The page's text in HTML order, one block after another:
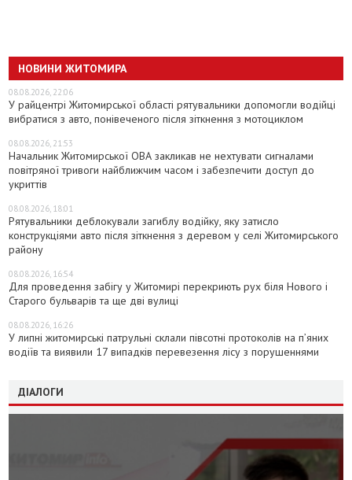
НОВИНИ ЖИТОМИРА
08.08.2026, 22:06
У райцентрі Житомирської області рятувальники допомогли водійці
вибратися з авто, понівеченого після зіткнення з мотоциклом
08.08.2026, 21:53
Начальник Житомирської ОВА закликав не нехтувати сигналами
повітряної тривоги найближчим часом і забезпечити доступ до
укриттів
08.08.2026, 18:01
Рятувальники деблокували загиблу водійку, яку затисло
конструкціями авто після зіткнення з деревом у селі Житомирського
району
08.08.2026, 16:54
Для проведення забігу у Житомирі перекриють рух біля Нового і
Старого бульварів та ще дві вулиці
08.08.2026, 16:26
У липні житомирські патрульні склали півсотні протоколів на пʼяних
водіїв та виявили 17 випадків перевезення лісу з порушеннями
ДІАЛОГИ